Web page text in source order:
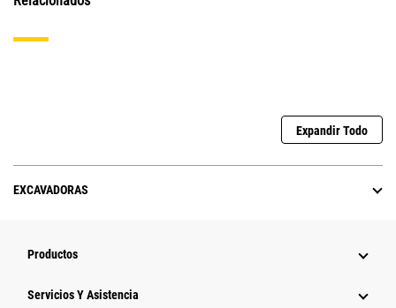
Expandir Todo
EXCAVADORAS
Productos
Servicios Y Asistencia